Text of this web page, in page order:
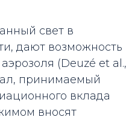
свет в
дают возможность
(Deuzé et al.,
принимаемый
вклада
вносят